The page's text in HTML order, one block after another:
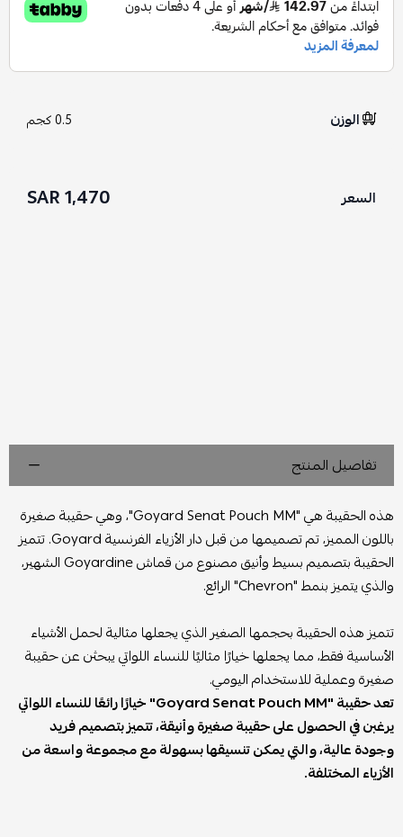
الوزن 0.5 كجم
السعر 1,470 SAR
تفاصيل المنتج
هذه الحقيبة هي "Goyard Senat Pouch MM"، وهي حقيبة صغيرة
باللون المميز، تم تصميمها من قبل دار الأزياء الفرنسية Goyard. تتميز
الحقيبة بتصميم بسيط وأنيق مصنوع من قماش Goyardine الشهير،
والذي يتميز بنمط "Chevron" الرائع.
تتميز هذه الحقيبة بحجمها الصغير الذي يجعلها مثالية لحمل الأشياء
الأساسية فقط، مما يجعلها خيارًا مثاليًا للنساء اللواتي يبحثن عن حقيبة
صغيرة وعملية للاستخدام اليومي.
تعد حقيبة "Goyard Senat Pouch MM" خيارًا رائعًا للنساء اللواتي
يرغبن في الحصول على حقيبة صغيرة وأنيقة، تتميز بتصميم فريد
وجودة عالية، والتي يمكن تنسيقها بسهولة مع مجموعة واسعة من
الأزياء المختلفة.